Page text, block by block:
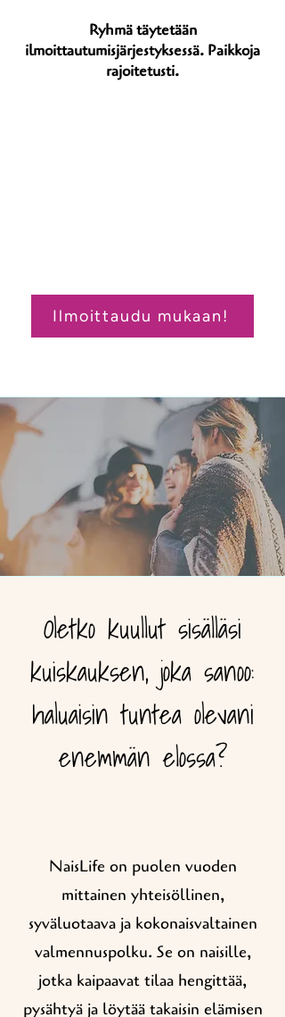
Ryhmä täytetään
ilmoittautumisjärjestyksessä. Paikkoja
rajoitetusti.
Ilmoittaudu mukaan!
Oletko kuullut sisälläsi
kuiskauksen, joka sanoo:
haluaisin tuntea olevani
enemmän elossa?
NaisLife on puolen vuoden
mittainen yhteisöllinen,
syväluotaava ja kokonaisvaltainen
valmennuspolku. Se on naisille,
jotka kaipaavat tilaa hengittää,
pysähtyä ja löytää takaisin elämisen